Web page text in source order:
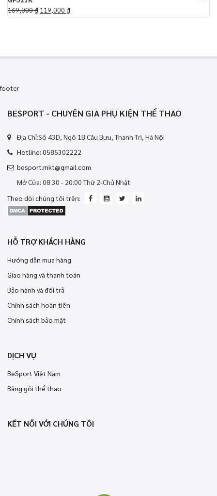
169,000₫ 119,000 ₫
footer
BESPORT - CHUYÊN GIA PHỤ KIỆN THỂ THAO
Địa Chỉ:Số 43D, Ngõ 1B Cầu Bưu, Thanh Trì, Hà Nội
Hotline: 0585302222
besport.mkt@gmail.com
Mở Cửa: 08:30 - 20:00 Thứ 2-Chủ Nhật
Theo dõi chúng tôi trên:
HỖ TRỢ KHÁCH HÀNG
Hướng dẫn mua hàng
Giao hàng và thanh toán
Bảo hành và đổi trả
Chính sách hoàn tiền
Chính sách bảo mật
DỊCH VỤ
BeSport Việt Nam
Băng gối thể thao
KẾT NỐI VỚI CHÚNG TÔI